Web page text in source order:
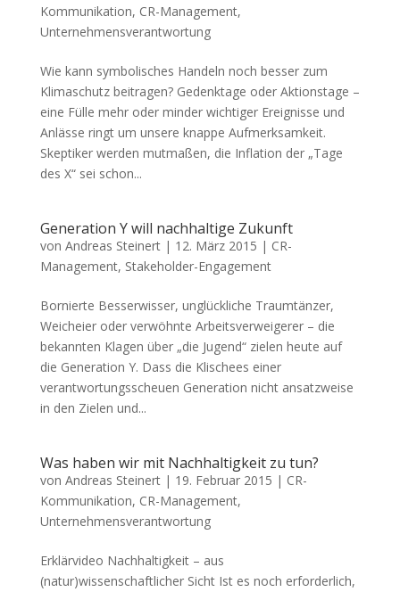
Kommunikation, CR-Management,
Unternehmensverantwortung
Wie kann symbolisches Handeln noch besser zum
Klimaschutz beitragen? Gedenktage oder Aktionstage –
eine Fülle mehr oder minder wichtiger Ereignisse und
Anlässe ringt um unsere knappe Aufmerksamkeit.
Skeptiker werden mutmaßen, die Inflation der „Tage
des X“ sei schon...
Generation Y will nachhaltige Zukunft
von Andreas Steinert| 12. März 2015 | CR-
Management, Stakeholder-Engagement
Bornierte Besserwisser, unglückliche Traumtänzer,
Weicheier oder verwöhnte Arbeitsverweigerer – die
bekannten Klagen über „die Jugend“ zielen heute auf
die Generation Y. Dass die Klischees einer
verantwortungsscheuen Generation nicht ansatzweise
in den Zielen und...
Was haben wir mit Nachhaltigkeit zu tun?
von Andreas Steinert| 19. Februar 2015 | CR-
Kommunikation, CR-Management,
Unternehmensverantwortung
Erklärvideo Nachhaltigkeit – aus
(natur)wissenschaftlicher Sicht Ist es noch erforderlich,